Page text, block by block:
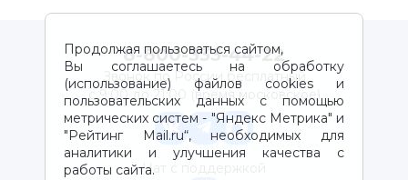
Продолжая пользоваться сайтом,
Вы соглашаетесь на обработку
(использование) файлов cookies и
пользовательских данных с помощью
метрических систем - "Яндекс Метрика" и
"Рейтинг Mail.ru“, необходимых для
аналитики и улучшения качества с
работы сайта.
8-800-333-44-22
Звонок по России бесплатный
с 9:00 до 21:00 (время московское)
Чат с поддержкой